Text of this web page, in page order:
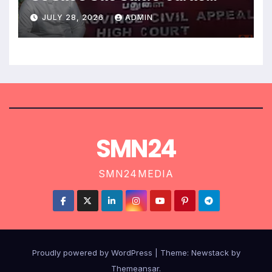
දඬුවම්.
JULY 28, 2026 ADMIN
SMN24
SMN24MEDIA
Proudly powered by WordPress Theme: Newstackby
Themeansar.